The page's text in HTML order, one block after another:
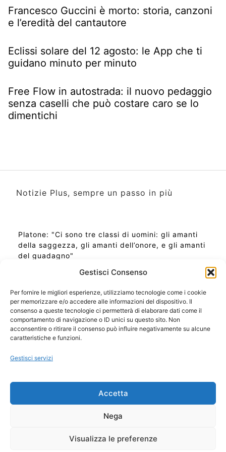
Gestisci Consenso
Per fornire le migliori esperienze, utilizziamo tecnologie come i cookie
per memorizzare e/o accedere alle informazioni del dispositivo. Il
consenso a queste tecnologie ci permetterà di elaborare dati come il
comportamento di navigazione o ID unici su questo sito. Non
acconsentire o ritirare il consenso può influire negativamente su alcune
caratteristiche e funzioni.
Gestisci servizi
Accetta
Nega
Visualizza le preferenze
Francesco Guccini è morto: storia, canzoni
e l’eredità del cantautore
Eclissi solare del 12 agosto: le App che ti
guidano minuto per minuto
Free Flow in autostrada: il nuovo pedaggio
senza caselli che può costare caro se lo
dimentichi
Notizie Plus, sempre un passo in più
Platone: "Ci sono tre classi di uomini: gli amanti
della saggezza, gli amanti dell’onore, e gli amanti
del guadagno"
Ora Esatta in Italia in questo momento
Ti Senti Strano Ultimamente? Potrebbe Essere per
la Risonanza di Schumann
Come Sapere Se Stai Ascendendo alla Quinta
Copyright 2026 NotiziePlus.com
📰 Contenuto Umano Verificato
Privacy Coockie
Pubblicità